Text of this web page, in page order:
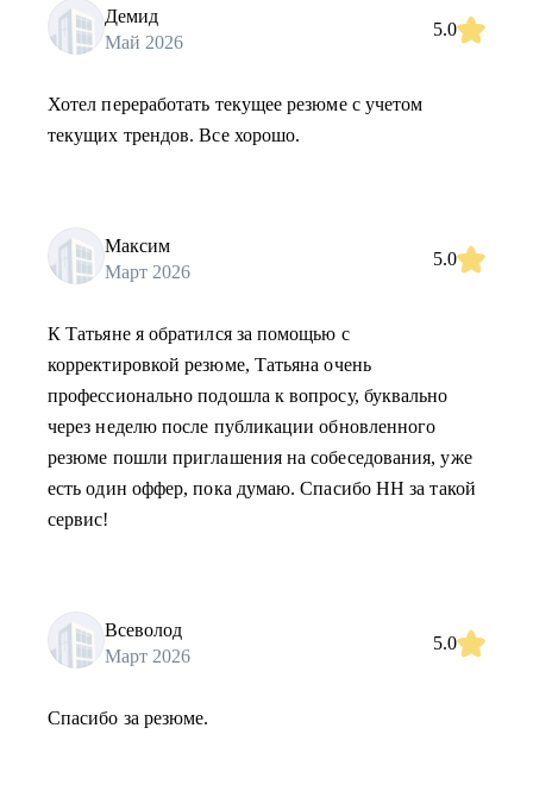
Демид
Май 2026
5.0
Хотел переработать текущее резюме с учетом
текущих трендов. Все хорошо.
Максим
Март 2026
5.0
К Татьяне я обратился за помощью с
корректировкой резюме, Татьяна очень
профессионально подошла к вопросу, буквально
через неделю после публикации обновленного
резюме пошли приглашения на собеседования, уже
есть один оффер, пока думаю. Спасибо HH за такой
сервис!
Всеволод
Март 2026
5.0
Спасибо за резюме.